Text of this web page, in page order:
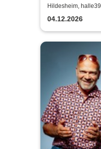
Hildesheim, halle39
04.12.2026